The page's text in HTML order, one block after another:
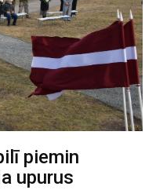
piemin
upurus